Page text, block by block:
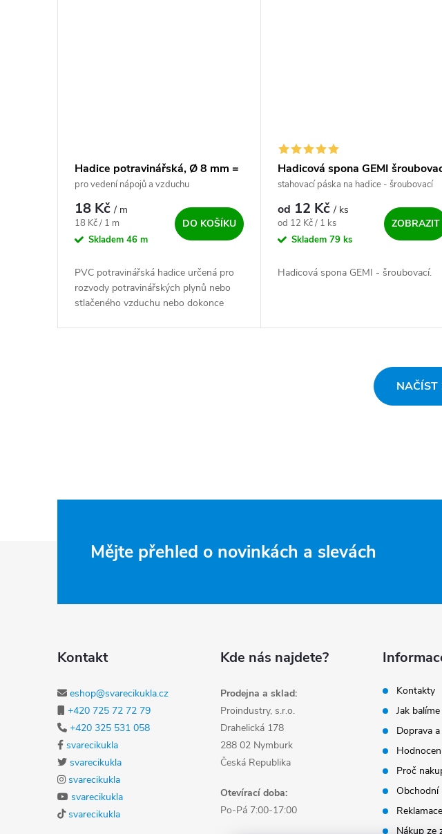
Hadice potravinářská, Ø 8 mm =
5/16"
pro vedení nápojů a vzduchu
18 Kč/ m
Měrná cena:
18 Kč / 1 m
Skladem 46 m
DO KOŠÍKU
PVC potravinářská hadice určená pro
rozvody potravinářských plynů nebo
stlačeného vzduchu nebo dokonce
Hadicová spona GEMI
stahovací páska na hadice - šroubovací
od 12 Kč/ ks
Měrná cena:
od 12 Kč / 1 ks
Skladem79 ks
ZOBRAZIT
Hadicová spona GEMI - šroubovací.
NAČÍST
Mějte přehled o novinkách a slevách
Kontakt
eshop@svarecikukla.cz
+420 725 72 72 79
+420 325 531 058
svarecikukla
svarecikukla
svarecikukla
svarecikukla
svarecikukla
Kde nás najdete?
Prodejna a sklad:
Proindustry, s.r.o.
Drahelická 178
288 02 Nymburk
Česká Republika
Otevírací doba:
Po-Pá 7:00-17:00
Kontakty
Jak balíme
Doprava
Proč
Obchodní
Nákup ze